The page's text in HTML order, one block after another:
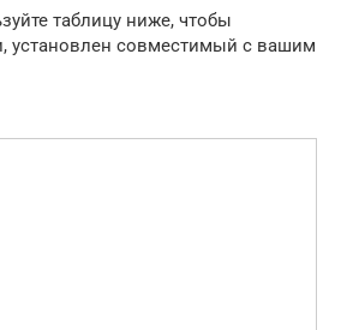
таблицу ниже, чтобы
установлен совместимый с вашим